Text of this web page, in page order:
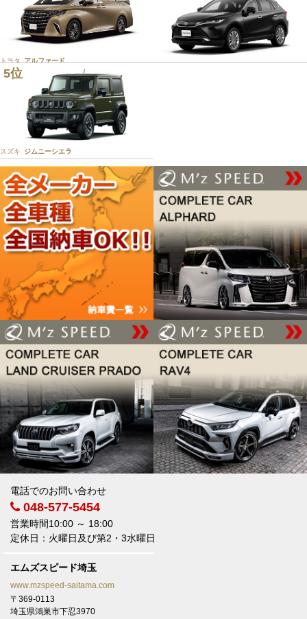
トヨタ アルファード
5位
スズキ ジムニーシエラ
電話でのお問い合わせ
048-577-5454
営業時間10:00 ～ 18:00
定休日：火曜日及び第2・3水曜日
エムズスピード埼玉
www.mzspeed-saitama.com
〒369-0113
埼玉県鴻巣市下忍3970